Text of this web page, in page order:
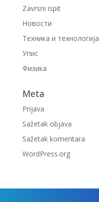
Zavrsni ispit
Новости
Техника и технологија
Упис
Физика
Meta
Prijava
Sažetak objava
Sažetak komentara
WordPress.org